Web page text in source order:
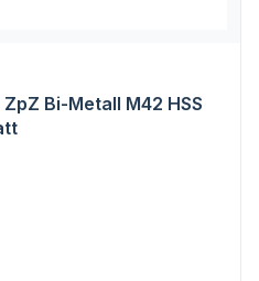
Bi-Metall M42 HSS